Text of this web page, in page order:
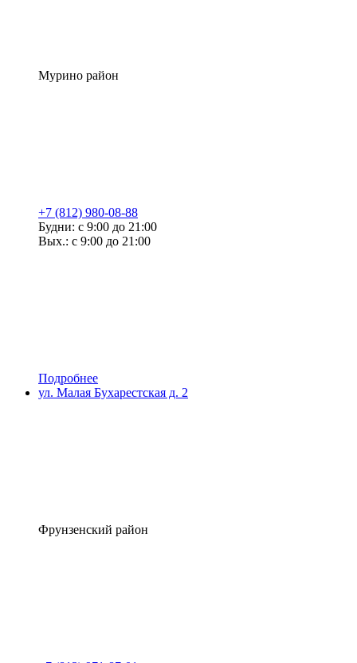
Мурино район
+7 (812) 980-08-88
Будни: с 9:00 до 21:00
Вых.: с 9:00 до 21:00
Подробнее
ул. Малая Бухарестская д. 2
Фрунзенский район